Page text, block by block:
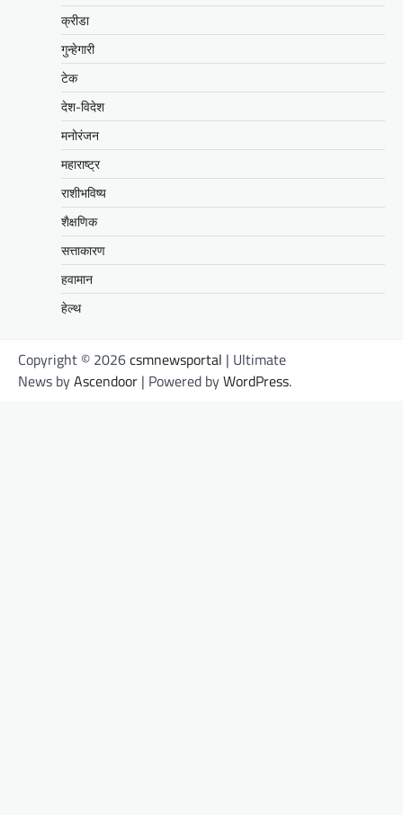
क्रीडा
गुन्हेगारी
टेक
देश-विदेश
मनोरंजन
महाराष्ट्र
राशीभविष्य
शैक्षणिक
सत्ताकारण
हवामान
हेल्थ
Copyright © 2026csmnewsportal | Ultimate
News byAscendoor | Powered byWordPress.